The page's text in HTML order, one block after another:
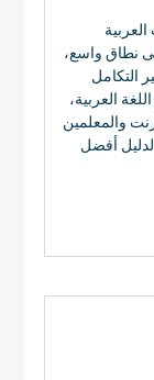
نطاق واسع،
التكامل
العربية،
والمعلمين
أفضل